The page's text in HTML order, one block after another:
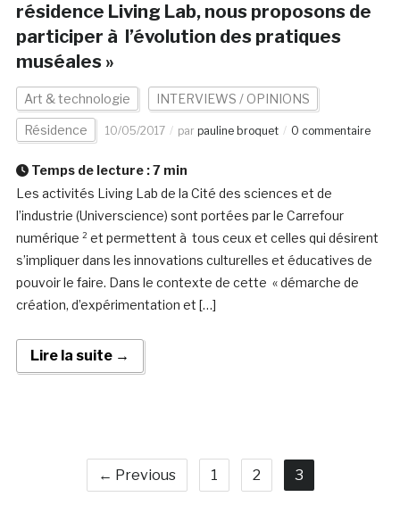
résidence Living Lab, nous proposons de
participer à l’évolution des pratiques
muséales »
Art & technologie INTERVIEWS / OPINIONS
Résidence 10/05/2017 par pauline broquet 0 commentaire
Temps de lecture :7 min
Les activités Living Lab de la Cité des sciences et de
l’industrie (Universcience) sont portées par le Carrefour
numérique ² et permettent à tous ceux et celles qui désirent
s’impliquer dans les innovations culturelles et éducatives de
pouvoir le faire. Dans le contexte de cette « démarche de
création, d’expérimentation et […]
Lire la suite →
← Previous 1 2 3